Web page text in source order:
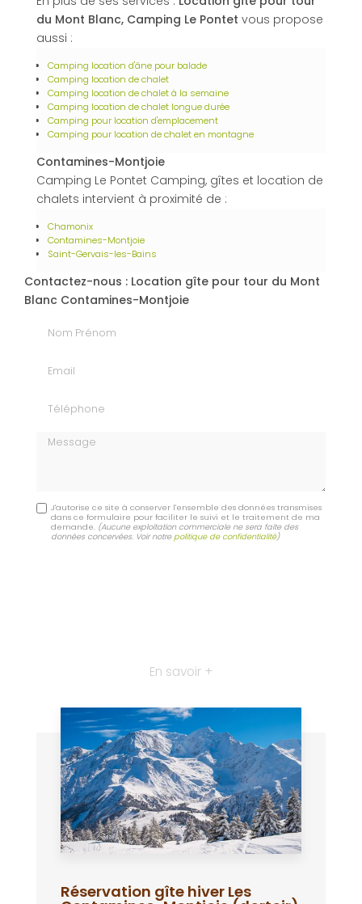
du Mont Blanc, Camping Le Pontet vous propose
aussi :
Camping location d'âne pour balade
Camping location de chalet
Camping location de chalet à la semaine
Camping location de chalet longue durée
Camping pour location d'emplacement
Camping pour location de chalet en montagne
Contamines-Montjoie
Camping Le Pontet Camping, gîtes et location de
chalets intervient à proximité de :
Chamonix
Contamines-Montjoie
Saint-Gervais-les-Bains
Contactez-nous : Location gîte pour tour du Mont
Blanc Contamines-Montjoie
Nom Prénom
Email
Téléphone
Message
J'autorise ce site à conserver l'ensemble des données transmises
dans ce formulaire pour faciliter le suivi et le traitement de ma
demande. (Aucune exploitation commerciale ne sera faite des
données concervées. Voir notre politique de confidentialité)
En savoir +
Réservation gîte hiver Les